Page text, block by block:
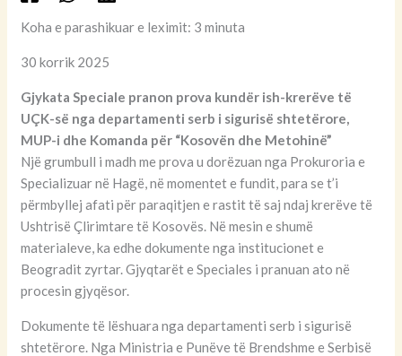
Koha e parashikuar e leximit: 3 minuta
30 korrik 2025
Gjykata Speciale pranon prova kundër ish-krerëve të
UÇK-së nga departamenti serb i sigurisë shtetërore,
MUP-i dhe Komanda për “Kosovën dhe Metohinë”
Një grumbull i madh me prova u dorëzuan nga Prokuroria e
Specializuar në Hagë, në momentet e fundit, para se t’i
përmbyllej afati për paraqitjen e rastit të saj ndaj krerëve të
Ushtrisë Çlirimtare të Kosovës. Në mesin e shumë
materialeve, ka edhe dokumente nga institucionet e
Beogradit zyrtar. Gjyqtarët e Speciales i pranuan ato në
procesin gjyqësor.
Dokumente të lëshuara nga departamenti serb i sigurisë
shtetërore. Nga Ministria e Punëve të Brendshme e Serbisë